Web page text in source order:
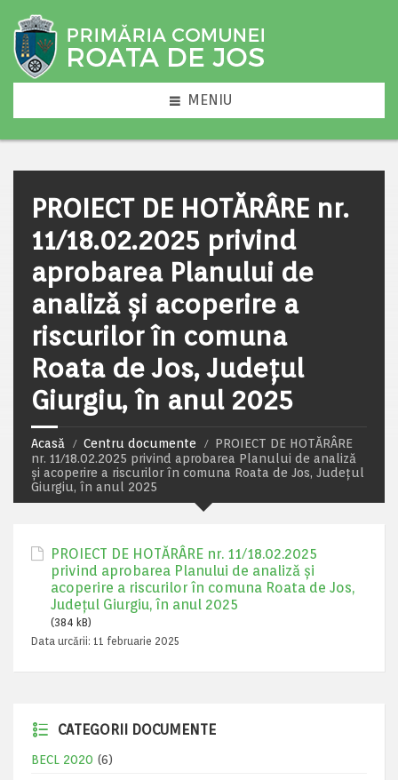
MENIU
PROIECT DE HOTĂRÂRE nr.
11/18.02.2025 privind
aprobarea Planului de
analiză şi acoperire a
riscurilor în comuna
Roata de Jos, Județul
Giurgiu, în anul 2025
Acasă Centru documente
PROIECT DE HOTĂRÂRE
nr. 11/18.02.2025 privind aprobarea Planului de analiză
şi acoperire a riscurilor în comuna Roata de Jos, Județul
Giurgiu, în anul 2025
PROIECT DE HOTĂRÂRE nr. 11/18.02.2025
privind aprobarea Planului de analiză şi
acoperire a riscurilor în comuna Roata de Jos,
Județul Giurgiu, în anul 2025
(384 kB)
Data urcării: 11 februarie 2025
CATEGORII DOCUMENTE
BECL 2020 (6)